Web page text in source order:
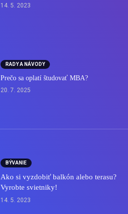
14. 5. 2023
RADY A NÁVODY
Prečo sa oplatí študovať MBA?
20. 7. 2025
BÝVANIE
Ako si vyzdobiť balkón alebo terasu?
Vyrobte svietniky!
14. 5. 2023